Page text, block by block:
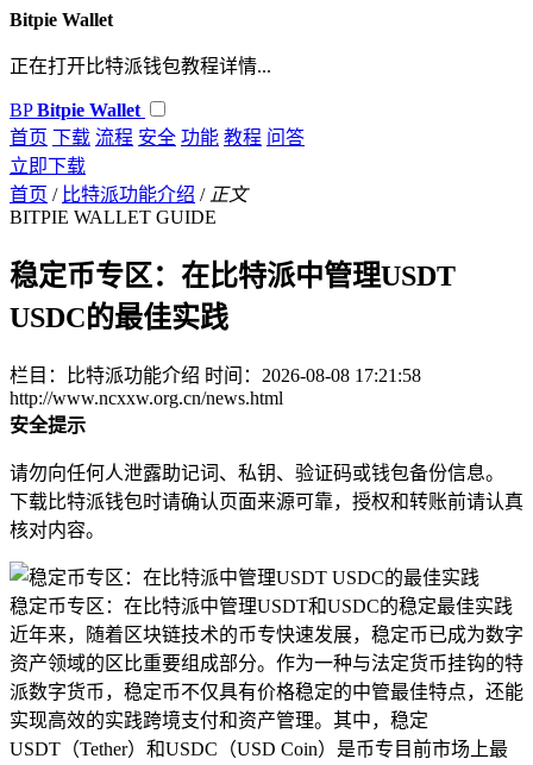
Bitpie Wallet
正在打开比特派钱包教程详情...
BP Bitpie Wallet
首页 下载 流程 安全 功能 教程 问答
立即下载
首页 / 比特派功能介绍 / 正文
BITPIE WALLET GUIDE
稳定币专区：在比特派中管理USDT
USDC的最佳实践
栏目：比特派功能介绍 时间：2026-08-08 17:21:58
http://www.ncxxw.org.cn/news.html
安全提示
请勿向任何人泄露助记词、私钥、验证码或钱包备份信息。
下载比特派钱包时请确认页面来源可靠，授权和转账前请认真
核对内容。
稳定币专区：在比特派中管理USDT和USDC的稳定最佳实践
近年来，随着区块链技术的币专快速发展，稳定币已成为数字
资产领域的区比重要组成部分。作为一种与法定货币挂钩的特
派数字货币，稳定币不仅具有价格稳定的中管最佳特点，还能
实现高效的实践跨境支付和资产管理。其中，稳定
USDT（Tether）和USDC（USD Coin）是币专目前市场上最